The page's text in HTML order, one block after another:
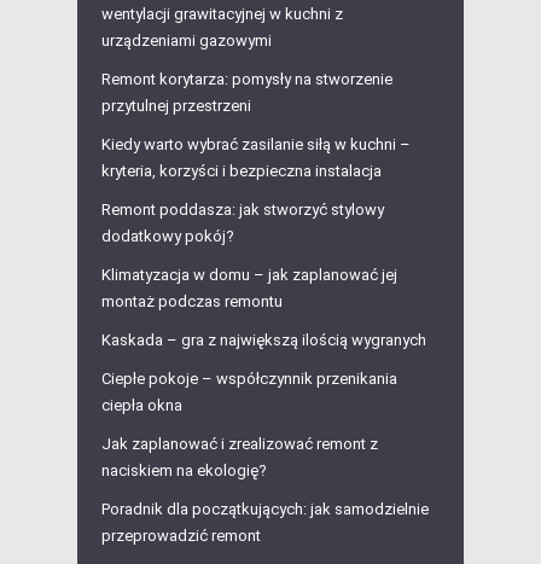
wentylacji grawitacyjnej w kuchni z
urządzeniami gazowymi
Remont korytarza: pomysły na stworzenie
przytulnej przestrzeni
Kiedy warto wybrać zasilanie siłą w kuchni –
kryteria, korzyści i bezpieczna instalacja
Remont poddasza: jak stworzyć stylowy
dodatkowy pokój?
Klimatyzacja w domu – jak zaplanować jej
montaż podczas remontu
Kaskada – gra z największą ilością wygranych
Ciepłe pokoje – współczynnik przenikania
ciepła okna
Jak zaplanować i zrealizować remont z
naciskiem na ekologię?
Poradnik dla początkujących: jak samodzielnie
przeprowadzić remont